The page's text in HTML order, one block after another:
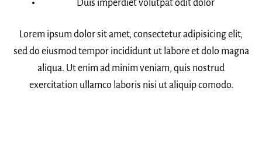
Duis imperdiet volutpat odit dolor
Lorem ipsum dolor sit amet, consectetur adipisicing elit,
sed do eiusmod tempor incididunt ut labore et dolo magna
aliqua. Ut enim ad minim veniam, quis nostrud
exercitation ullamco laboris nisi ut aliquip comodo.